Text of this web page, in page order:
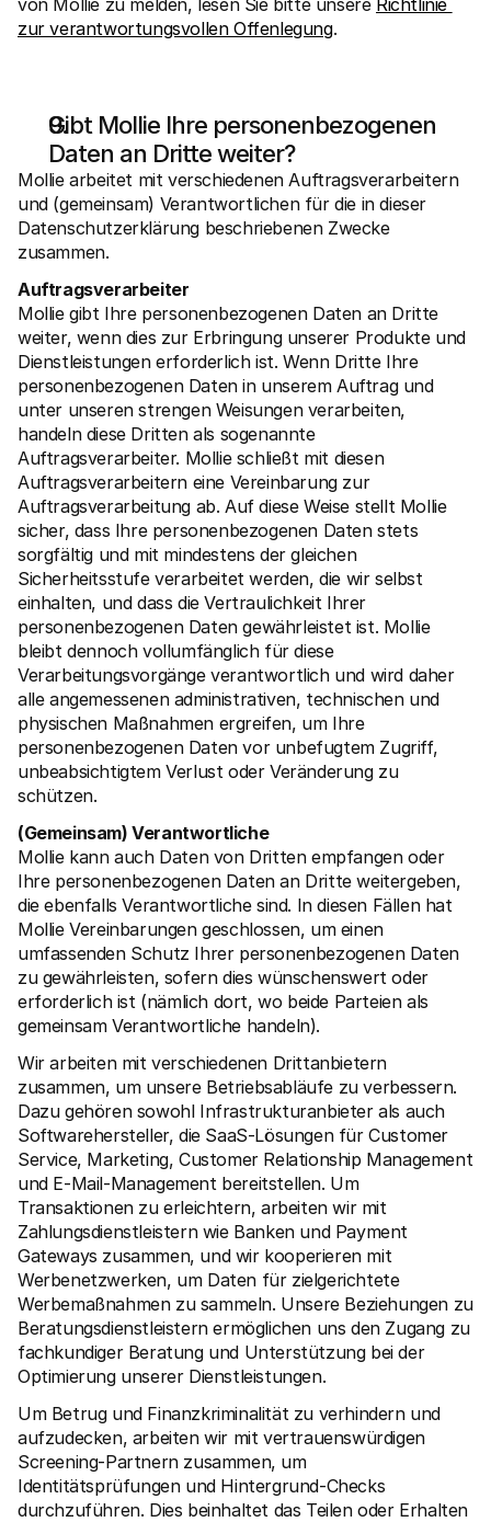
von Mollie zu melden, lesen Sie bitte unsere Richtlinie
zur verantwortungsvollen Offenlegung.
Gibt Mollie Ihre personenbezogenen
Daten an Dritte weiter?
Mollie arbeitet mit verschiedenen Auftragsverarbeitern
und (gemeinsam) Verantwortlichen für die in dieser
Datenschutzerklärung beschriebenen Zwecke
zusammen.
Auftragsverarbeiter
Mollie gibt Ihre personenbezogenen Daten an Dritte
weiter, wenn dies zur Erbringung unserer Produkte und
Dienstleistungen erforderlich ist. Wenn Dritte Ihre
personenbezogenen Daten in unserem Auftrag und
unter unseren strengen Weisungen verarbeiten,
handeln diese Dritten als sogenannte
Auftragsverarbeiter. Mollie schließt mit diesen
Auftragsverarbeitern eine Vereinbarung zur
Auftragsverarbeitung ab. Auf diese Weise stellt Mollie
sicher, dass Ihre personenbezogenen Daten stets
sorgfältig und mit mindestens der gleichen
Sicherheitsstufe verarbeitet werden, die wir selbst
einhalten, und dass die Vertraulichkeit Ihrer
personenbezogenen Daten gewährleistet ist. Mollie
bleibt dennoch vollumfänglich für diese
Verarbeitungsvorgänge verantwortlich und wird daher
alle angemessenen administrativen, technischen und
physischen Maßnahmen ergreifen, um Ihre
personenbezogenen Daten vor unbefugtem Zugriff,
unbeabsichtigtem Verlust oder Veränderung zu
schützen.
(Gemeinsam) Verantwortliche
Mollie kann auch Daten von Dritten empfangen oder
Ihre personenbezogenen Daten an Dritte weitergeben,
die ebenfalls Verantwortliche sind. In diesen Fällen hat
Mollie Vereinbarungen geschlossen, um einen
umfassenden Schutz Ihrer personenbezogenen Daten
zu gewährleisten, sofern dies wünschenswert oder
erforderlich ist (nämlich dort, wo beide Parteien als
gemeinsam Verantwortliche handeln).
Wir arbeiten mit verschiedenen Drittanbietern
zusammen, um unsere Betriebsabläufe zu verbessern.
Dazu gehören sowohl Infrastrukturanbieter als auch
Softwarehersteller, die SaaS-Lösungen für Customer
Service, Marketing, Customer Relationship Management
und E-Mail-Management bereitstellen. Um
Transaktionen zu erleichtern, arbeiten wir mit
Zahlungsdienstleistern wie Banken und Payment
Gateways zusammen, und wir kooperieren mit
Werbenetzwerken, um Daten für zielgerichtete
Werbemaßnahmen zu sammeln. Unsere Beziehungen zu
Beratungsdienstleistern ermöglichen uns den Zugang zu
fachkundiger Beratung und Unterstützung bei der
Optimierung unserer Dienstleistungen.
Um Betrug und Finanzkriminalität zu verhindern und
aufzudecken, arbeiten wir mit vertrauenswürdigen
Screening-Partnern zusammen, um
Identitätsprüfungen und Hintergrund-Checks
durchzuführen. Dies beinhaltet das Teilen oder Erhalten